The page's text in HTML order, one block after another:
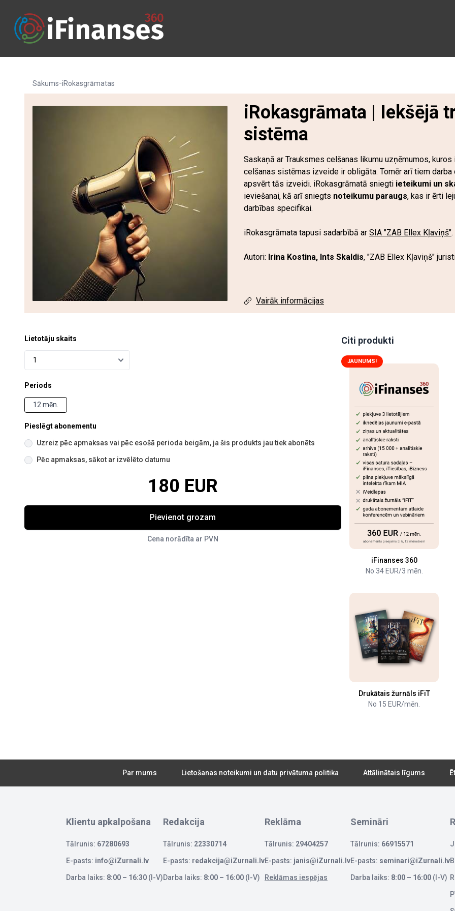
Sākums-iRokasgrāmatas
iRokasgrāmata | Iekšējā
sistēma
Saskaņā ar Trauksmes celšanas likumu uzņēmumos,
celšanas sistēmas izveide ir obligāta. Tomēr arī tiem
apsvērt tās izveidi. iRokasgrāmatā sniegti ieteikumi un
ieviešanai, kā arī sniegts noteikumu paraugs, kas ir ērti
darbības specifikai.
iRokasgrāmata tapusi sadarbībā ar SIA "ZAB Ellex Kļaviņš".
Autori: Irina Kostina, Ints Skaldis, "ZAB Ellex Kļaviņš"
Vairāk informācijas
Lietotāju skaits
Periods
12 mēn.
Pieslēgt abonementu
Uzreiz pēc apmaksas vai pēc esošā perioda beigām, ja šis produkts jau tiek abonēts
Pēc apmaksas, sākot ar izvēlēto datumu
180 EUR
Pievienot grozam
Cena norādīta ar PVN
Citi produkti
JAUNUMS!
iFinanses 360
No 34 EUR/3 mēn.
Drukātais žurnāls iFiT
No 15 EUR/mēn.
Par mums Lietošanas noteikumi un datu privātuma politika Attālinātais līgums
Klientu apkalpošana
Tālrunis: 67280693
E-pasts: info@iZurnali.lv
Darba laiks: 8:00 – 16:30 (I-V)
Redakcija
Tālrunis: 22330714
E-pasts: redakcija@iZurnali.lv
Darba laiks: 8:00 – 16:00 (I-V)
Reklāma
Tālrunis: 29404257
E-pasts: janis@iZurnali.lv
Reklāmas iespējas
Semināri
Tālrunis: 66915571
E-pasts: seminari@iZurnali.lv
Darba laiks: 8:00 – 16:00 (I-V)